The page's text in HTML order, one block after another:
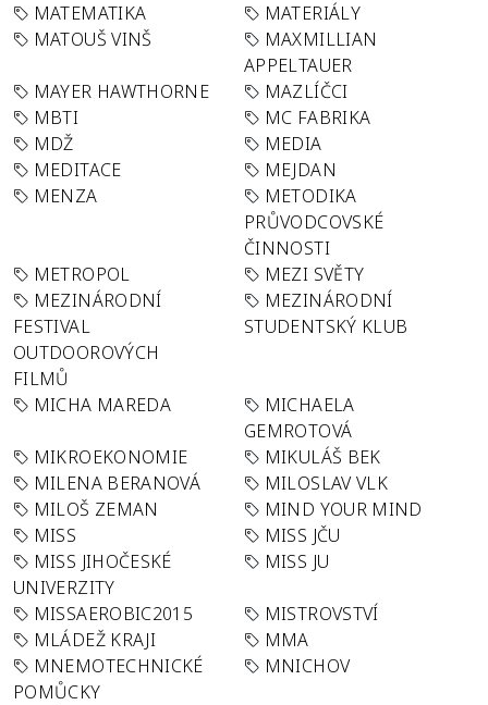
MATEMATIKA
MATERIÁLY
MATOUŠ VINŠ
MAXMILLIAN
APPELTAUER
MAYER HAWTHORNE
MAZLÍČCI
MBTI
MC FABRIKA
MDŽ
MEDIA
MEDITACE
MEJDAN
MENZA
METODIKA
PRŮVODCOVSKÉ
ČINNOSTI
METROPOL
MEZI SVĚTY
MEZINÁRODNÍ
FESTIVAL
OUTDOOROVÝCH
FILMŮ
MEZINÁRODNÍ
STUDENTSKÝ KLUB
MICHA MAREDA
MICHAELA
GEMROTOVÁ
MIKROEKONOMIE
MIKULÁŠ BEK
MILENA BERANOVÁ
MILOSLAV VLK
MILOŠ ZEMAN
MIND YOUR MIND
MISS
MISS JČU
MISS JIHOČESKÉ
UNIVERZITY
MISS JU
MISSAEROBIC2015
MISTROVSTVÍ
MLÁDEŽ KRAJI
MMA
MNEMOTECHNICKÉ
POMŮCKY
MNICHOV